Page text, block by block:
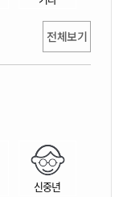
전체보기
신중년